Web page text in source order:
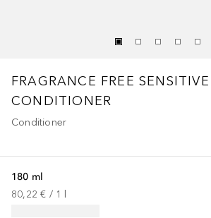
FRAGRANCE FREE
CONDITIONER
Conditioner
180 ml
80,22 € / 1